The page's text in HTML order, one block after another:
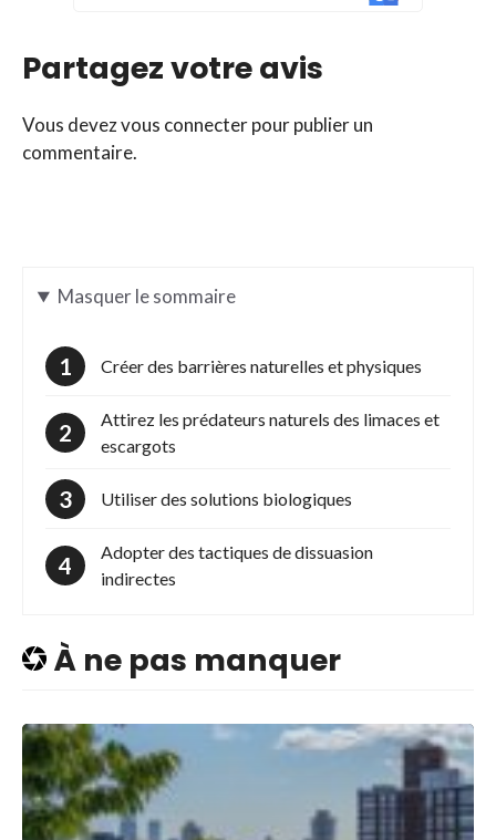
Partagez votre avis
Vous devezvous connecterpour publier un
commentaire.
Masquerle sommaire
Créer des barrières naturelles et physiques
Attirez les prédateurs naturels des limaces et
escargots
Utiliser des solutions biologiques
Adopter des tactiques de dissuasion
indirectes
À ne pas manquer